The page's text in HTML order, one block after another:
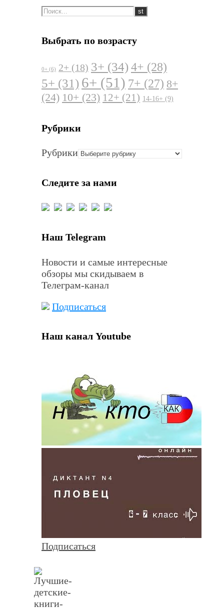
Выбрать по возрасту
0+ (6) 2+ (18) 3+ (34) 4+ (28)
5+ (31) 6+ (51) 7+ (27) 8+
(24) 10+ (23) 12+ (21) 14-16+ (9)
Рубрики
Рубрики
Следите за нами
Наш Telegram
Новости и самые интересные
обзоры мы скидываем в
Телеграм-канал
Подписаться
Наш канал Youtube
Подписаться